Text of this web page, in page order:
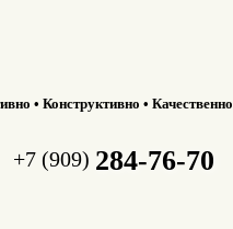
• Конструктивно • Качественно
+7 (909) 284-76-70